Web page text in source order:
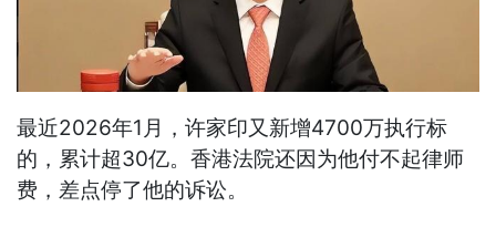
最近2026年1月，许家印又新增4700万执行标
的，累计超30亿。香港法院还因为他付不起律师
费，差点停了他的诉讼。